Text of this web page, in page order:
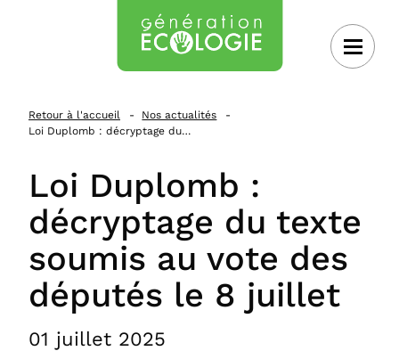
Retour à l'accueil
Nos actualités
Loi Duplomb : décryptage du…
Loi Duplomb :
décryptage du texte
soumis au vote des
députés le 8 juillet
01 juillet 2025